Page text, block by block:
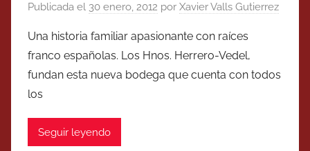
Publicada el 30 enero, 2012 por Xavier Valls Gutierrez
Una historia familiar apasion­ante con raíces
franco espa­ñolas. Los Hnos. Herrero-Vedel,
fundan esta nueva bodega que cuenta con todos
los
Seguir leyendo